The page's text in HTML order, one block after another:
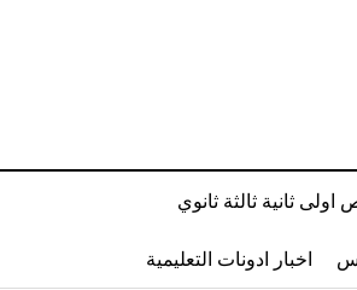
ثانية ثالثة ثانوي
اخبار ادونات التعليمية